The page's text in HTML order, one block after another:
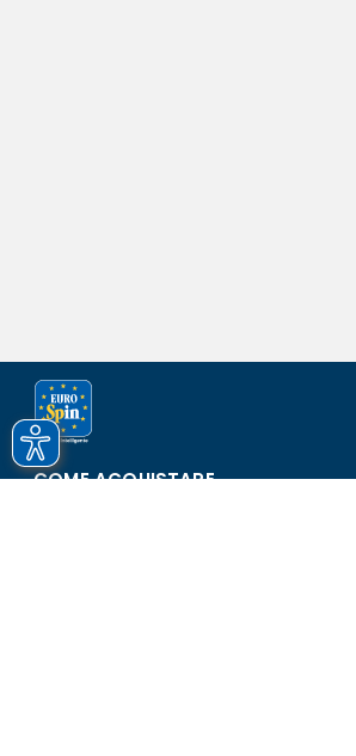
COME ACQUISTARE